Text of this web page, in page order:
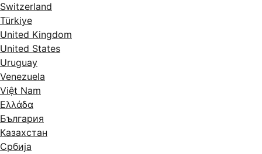
Switzerland
Türkiye
United Kingdom
United States
Uruguay
Venezuela
Việt Nam
Ελλάδα
България
Казахстан
Србија